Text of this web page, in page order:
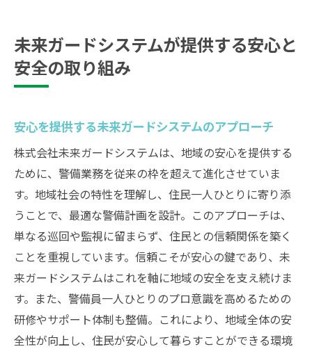
未来ガードシステムが提供する安心と
安全の取り組み
安心を提供する未来ガードシステムのアプローチ
株式会社未来ガードシステムは、地域の安心を提供する
ために、警備業務を従来の枠を超えて進化させていま
す。地域社会の特性を理解し、住民一人ひとりに寄り添
うことで、最適な警備計画を設計。このアプローチは、
単なる巡回や監視に留まらず、住民との信頼関係を築く
ことを重視しています。信頼こそが安心の鍵であり、未
来ガードシステムはこれを軸に地域の安全を支え続けま
す。また、警備員一人ひとりのプロ意識を高めるための
研修やサポート体制も整備。これにより、地域全体の安
全性が向上し、住民が安心して暮らすことができる環境